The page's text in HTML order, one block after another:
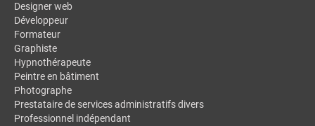
Designer web
Développeur
Formateur
Graphiste
Hypnothérapeute
Peintre en bâtiment
Photographe
Prestataire de services administratifs divers
Professionnel indépendant